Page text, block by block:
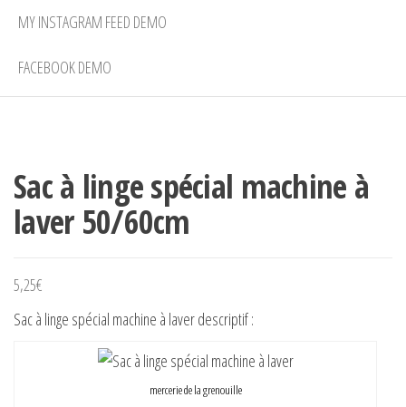
MY INSTAGRAM FEED DEMO
FACEBOOK DEMO
Sac à linge spécial machine à
laver 50/60cm
5,25€
Sac à linge spécial machine à laver descriptif :
mercerie de la grenouille